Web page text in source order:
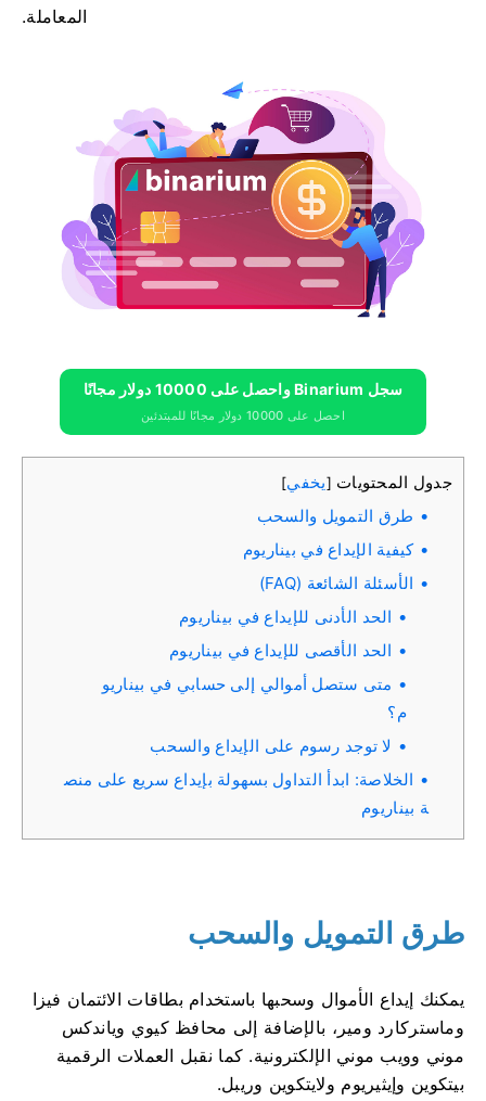
المعاملة.
سجل Binarium واحصل على 10000 دولار مجانًا
احصل على 10000 دولار مجانًا للمبتدئين
جدول المحتويات [يخفي]
طرق التمويل والسحب
كيفية الإيداع في بيناريوم
الأسئلة الشائعة (FAQ)
الحد الأدنى للإيداع في بيناريوم
الحد الأقصى للإيداع في بيناريوم
متى ستصل أموالي إلى حسابي في بيناريو
م؟
لا توجد رسوم على الإيداع والسحب
الخلاصة: ابدأ التداول بسهولة بإيداع سريع على منص
ة بيناريوم
طرق التمويل والسحب
يمكنك إيداع الأموال وسحبها باستخدام بطاقات الائتمان فيزا
وماستركارد ومير، بالإضافة إلى محافظ كيوي وياندكس
موني وويب موني الإلكترونية. كما نقبل العملات الرقمية
بيتكوين وإيثيريوم ولايتكوين وريبل.